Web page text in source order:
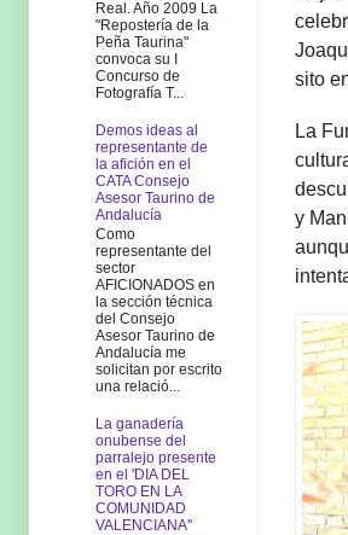
sito
La
y
Real. Año 2009 La
"Repostería de la
Peña Taurina"
convoca su I
Concurso de
Fotografía T...
Demos ideas al
representante de
la afición en el
CATA Consejo
Asesor Taurino de
Andalucía
Como
representante del
sector
AFICIONADOS en
la sección técnica
del Consejo
Asesor Taurino de
Andalucía me
solicitan por escrito
una relació...
La ganadería
onubense del
parralejo presente
en el 'DIA DEL
TORO EN LA
COMUNIDAD
VALENCIANA''